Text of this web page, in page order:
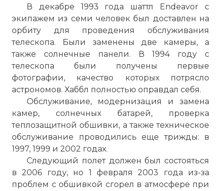
В декабре 1993 года шаттл Endeavor с
экипажем из семи человек был доставлен на
орбиту для проведения обслуживания
телескопа. Были заменены две камеры, а
также солнечные панели. В 1994 году с
телескопа были получены первые
фотографии, качество которых потрясло
астрономов. Хаббл полностью оправдал себя.
Обслуживание, модернизация и замена
камер, солнечных батарей, проверка
теплозащитной обшивки, а также техническое
обслуживание проводились еще трижды: в
1997, 1999 и 2002 годах.
Следующий полет должен был состояться
в 2006 году, но 1 февраля 2003 года из-за
проблем с обшивкой сгорел в атмосфере при